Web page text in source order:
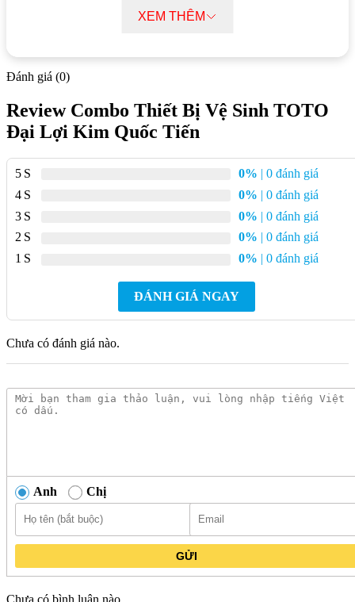
Đặc điểm kỹ thuật bồn cầu TOTO
MS889DRE2 (MS889DE2) một khối nắp
rửa cơ
Lượng nước sử dụng: 4.5/ 3.0 (L)
Tâm xả: 305 (mm)
Kích thước (DxRxC): 701 x 387 x 699 (mm)
Màu sắc: Màu trắng
Mã sản phẩm cũ: MS889DE2
XEM THÊM
Đánh giá (0)
Review Combo Thiết Bị Vệ Sinh TOTO
Đại Lợi Kim Quốc Tiến
5 0% | 0 đánh giá
4
0% | 0 đánh giá
3
0% | 0 đánh giá
2
0% | 0 đánh giá
1
0% | 0 đánh giá
ĐÁNH GIÁ NGAY
Chưa có đánh giá nào.
Anh Chị
GỬI
Chưa có bình luận nào